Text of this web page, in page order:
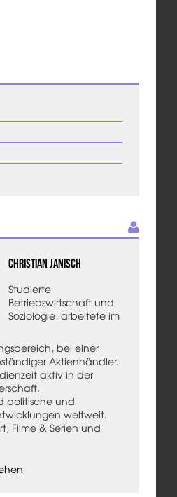
Christian Janisch
Studierte
Betriebswirtschaft und
Soziologie, arbeitete im
bei einer
Aktienhändler.
aktiv in der
politische und
weltweit.
Filme & Serien und